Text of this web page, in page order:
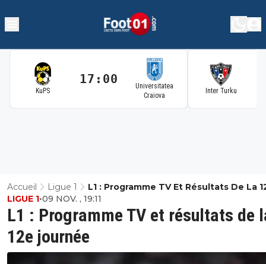
KuPS
17:00
Universitatea
Craiova
Inter Turku
Accueil Ligue 1
L1 : Programme TV Et Résultats De La
Journée
L1 : Programme TV et résultats de
12e journée
LIGUE 1•09 NOV. , 19:11